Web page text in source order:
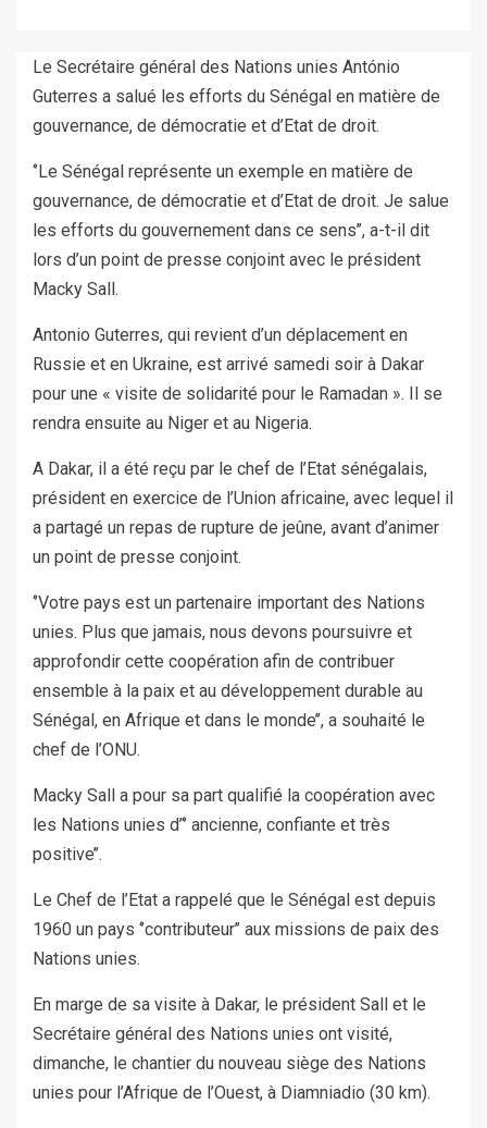
Le Secrétaire général des Nations unies António
Guterres a salué les efforts du Sénégal en matière de
gouvernance, de démocratie et d’Etat de droit.
‘’Le Sénégal représente un exemple en matière de
gouvernance, de démocratie et d’Etat de droit. Je salue
les efforts du gouvernement dans ce sens’’, a-t-il dit
lors d’un point de presse conjoint avec le président
Macky Sall.
Antonio Guterres, qui revient d’un déplacement en
Russie et en Ukraine, est arrivé samedi soir à Dakar
pour une « visite de solidarité pour le Ramadan ». Il se
rendra ensuite au Niger et au Nigeria.
A Dakar, il a été reçu par le chef de l’Etat sénégalais,
président en exercice de l’Union africaine, avec lequel il
a partagé un repas de rupture de jeûne, avant d’animer
un point de presse conjoint.
‘’Votre pays est un partenaire important des Nations
unies. Plus que jamais, nous devons poursuivre et
approfondir cette coopération afin de contribuer
ensemble à la paix et au développement durable au
Sénégal, en Afrique et dans le monde’’, a souhaité le
chef de l’ONU.
Macky Sall a pour sa part qualifié la coopération avec
les Nations unies d’‘’ ancienne, confiante et très
positive’’.
Le Chef de l’Etat a rappelé que le Sénégal est depuis
1960 un pays ‘’contributeur’’ aux missions de paix des
Nations unies.
En marge de sa visite à Dakar, le président Sall et le
Secrétaire général des Nations unies ont visité,
dimanche, le chantier du nouveau siège des Nations
unies pour l’Afrique de l’Ouest, à Diamniadio (30 km).